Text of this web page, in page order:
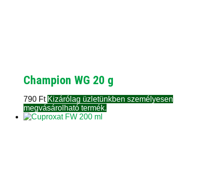
Champion WG 20 g
790 Ft Kizárólag üzletünkben személyesen
megvásárolható termék.